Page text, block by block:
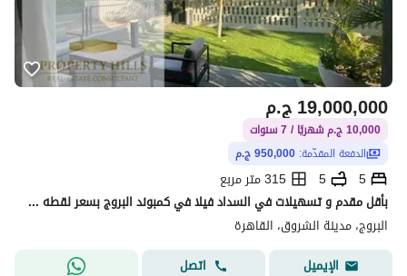
ج.م19,000,000
10,000 ج.م شهريًا / 7 سنوات
الدفعة المقدّمة: 950,000 ج.م
5
5
315 متر مربع
بأقل مقدم و تسهيلات في السداد فيلا في كمبوند البروج بسعر لقطه متاح معاينه
البروج، مدينة الشروق، القاهرة
الإيميل
اتصل